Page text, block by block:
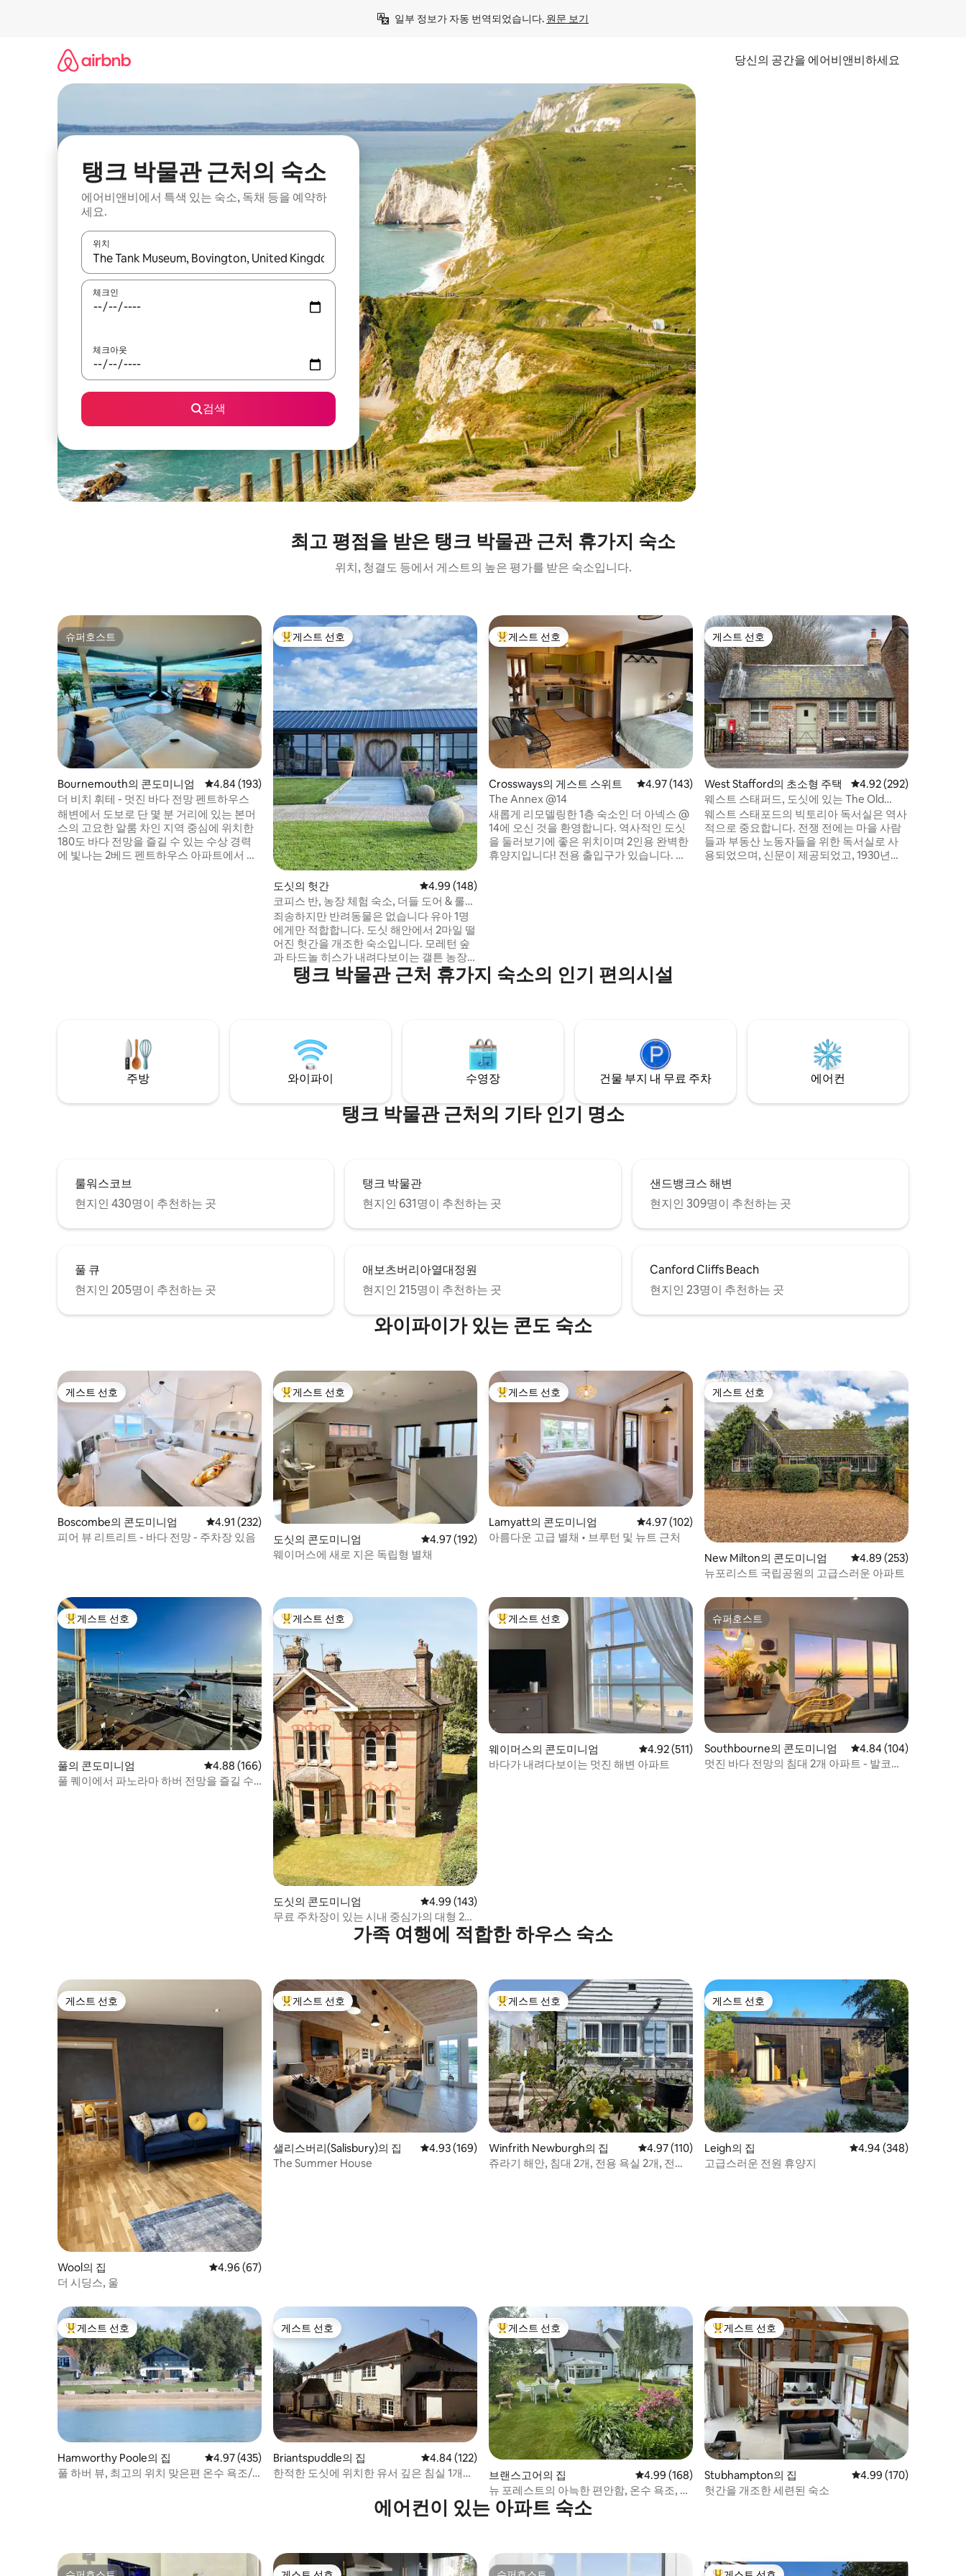
일부 정보가 자동 번역되었습니다. 원문 보기
당신의 공간을 에어비앤비하세요
탱크 박물관 근처의 숙소
에어비앤비에서 특색 있는 숙소, 독채 등을 예약하
세요.
위치
결과가 나오면 위·아래 화살표 키를 사용하거나 터치 또는 스와이프 동작으로 탐색하세요.
체크인
체크아웃
검색
최고 평점을 받은 탱크 박물관 근처 휴가지 숙소
위치, 청결도 등에서 게스트의 높은 평가를 받은 숙소입니다.
슈퍼호스트
슈퍼호스트
Bournemouth의 콘도미니엄 평점 4.84점(5점 만점), 후기 193개
4.84 (193)
더 비치 휘테 - 멋진 바다 전망 펜트하우스
해변에서 도보로 단 몇 분 거리에 있는 본머
스의 고요한 알룸 차인 지역 중심에 위치한
180도 바다 전망을 즐길 수 있는 수상 경력
에 빛나는 2베드 펜트하우스 아파트에서 완
상위 게스트 선호
게스트 선호
도싯의 헛간 평점 4.99점(5점 만점), 후기 148개
4.99 (148)
코피스 반, 농장 체험 숙소, 더들 도어 & 룰워
스 인근
죄송하지만 반려동물은 없습니다 유아 1명
에게만 적합합니다. 도싯 해안에서 2마일 떨
어진 헛간을 개조한 숙소입니다. 모레턴 숲
과 타드놀 히스가 내려다보이는 갤튼 농장
의 훼손되지 않은 전망을 자랑하는 전용 정
원 내에 위치해 있습니다. 더들 도어, 룰워스
있는 침실 1개로 구성되어 있습니다. 대형 욕
실과 개방형 주방, 식사 공간 및 좌석 공간 모
두 쾌적하게 꾸며져 있습니다.
상위 게스트 선호
게스트 선호
Crossways의 게스트 스위트 평점 4.97점(5점 만점), 후기 143개
4.97 (143)
The Annex @14
새롭게 리모델링한 1층 숙소인 더 아넥스 @
14에 오신 것을 환영합니다. 역사적인 도싯
을 둘러보기에 좋은 위치이며 2인용 완벽한
휴양지입니다! 전용 출입구가 있습니다. 이
습니다.
게스트 선호
게스트 선호
West Stafford의 초소형 주택 평점 4.92점(5점 만점),
4.92 (292)
웨스트 스태퍼드, 도싯에 있는 The Old
Reading Room.
웨스트 스태포드의 빅토리아 독서실은 역사
적으로 중요합니다. 전쟁 전에는 마을 사람
들과 부동산 노동자들을 위한 독서실로 사
용되었으며, 신문이 제공되었고, 1930년대
탱크 박물관 근처 휴가지 숙소의 인기 편의시설
주방 와이파이 수영장 건물 부지 내 무료 주차 에어컨
탱크 박물관 근처의 기타 인기 명소
룰워스코브
현지인 430명이 추천하는 곳
탱크 박물관
현지인 631명이 추천하는 곳
샌드뱅크스 해변
현지인 309명이 추천하는 곳
풀 큐
현지인 205명이 추천하는 곳
애보츠버리아열대정원
현지인 215명이 추천하는 곳
Canford Cliffs Beach
현지인 23명이 추천하는 곳
와이파이가 있는 콘도 숙소
게스트 선호
게스트 선호
Boscombe의 콘도미니엄 평점 4.91점(5점 만점), 후기 232개
4.91 (232)
피어 뷰 리트리트 - 바다 전망 - 주차장 있음
상위 게스트 선호
게스트 선호
도싯의 콘도미니엄 평점 4.97점(5점 만점), 후기 192개
4.97 (192)
웨이머스에 새로 지은 독립형 별채
상위 게스트 선호
게스트 선호
Lamyatt의 콘도미니엄 평점 4.97점(5점 만점), 후기 102개
4.97 (102)
아름다운 고급 별채 • 브루턴 및 뉴트 근처
게스트 선호
게스트 선호
New Milton의 콘도미니엄 평점 4.89점(5점 만점),
4.89 (253)
뉴포리스트 국립공원의 고급스러운 아파트
상위 게스트 선호
게스트 선호
풀의 콘도미니엄 평점 4.88점(5점 만점), 후기 166개
4.88 (166)
풀 퀘이에서 파노라마 하버 전망을 즐길 수
상위 게스트 선호
게스트 선호
도싯의 콘도미니엄 평점 4.99점(5점 만점), 후기 143개
4.99 (143)
무료 주차장이 있는 시내 중심가의 대형 2베
상위 게스트 선호
게스트 선호
웨이머스의 콘도미니엄 평점 4.92점(5점 만점), 후기 511개
4.92 (511)
바다가 내려다보이는 멋진 해변 아파트
슈퍼호스트
슈퍼호스트
Southbourne의 콘도미니엄 평점 4.84점(5점 만점),
4.84 (104)
멋진 바다 전망의 침대 2개 아파트 - 발코니
가족 여행에 적합한 하우스 숙소
게스트 선호
게스트 선호
Wool의 집 평점 4.96점(5점 만점), 후기 67개
4.96 (67)
더 시딩스, 울
상위 게스트 선호
게스트 선호
샐리스버리(Salisbury)의 집 평점 4.93점(5점 만점), 후기 169개
4.93 (169)
The Summer House
상위 게스트 선호
게스트 선호
Winfrith Newburgh의 집 평점 4.97점(5점 만점), 후기 110개
4.97 (110)
쥬라기 해안, 침대 2개, 전용 욕실 2개, 전용
게스트 선호
게스트 선호
Leigh의 집 평점 4.94점(5점 만점),
4.94 (348)
고급스러운 전원 휴양지
상위 게스트 선호
게스트 선호
Hamworthy Poole의 집 평점 4.97점(5점 만점), 후기 435개
4.97 (435)
풀 하버 뷰, 최고의 위치 맞은편 온수 욕조/
게스트 선호
게스트 선호
Briantspuddle의 집 평점 4.84점(5점 만점), 후기 122개
4.84 (122)
한적한 도싯에 위치한 유서 깊은 침실 1개의
상위 게스트 선호
게스트 선호
브랜스고어의 집 평점 4.99점(5점 만점), 후기 168개
4.99 (168)
뉴 포레스트의 아늑한 편안함, 온수 욕조, 나
무 버너.
상위 게스트 선호
게스트 선호
Stubhampton의 집 평점 4.99점(5점 만점),
4.99 (170)
헛간을 개조한 세련된 숙소
에어컨이 있는 아파트 숙소